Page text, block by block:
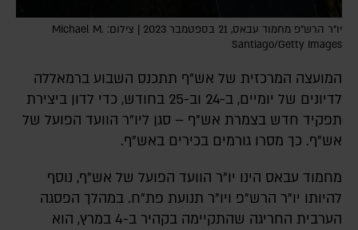
יו"ר הרש"פ מחמוד עבאס, 21 בספטמבר 2023 | צילום: Michael M.
Santiago/Getty Images
המועצה המרכזית של אש"ף תתכנס השבוע ברמאללה
לדיונים של יומיים, ב-24 וב-25 בחודש, כדי לדון ביצירת
תפקיד חדש בצמרת אש"ף – סגן ליו"ר הוועד הפועל של
אש"ף. כך מסרו גורמים בכירים באש"ף.
מחמוד עבאס הינו יו"ר הוועד הפועל של אש"ף, נוסף
להיותו יו"ר הרש"פ ויו"ר תנועת פת"ח. במהלך הפסגה
הערבית החריגה שהתקיימה בקהיר ב-4 במרץ, הוא